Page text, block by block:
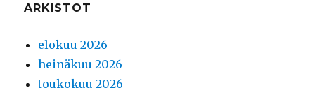
ARKISTOT
elokuu 2026
heinäkuu 2026
toukokuu 2026